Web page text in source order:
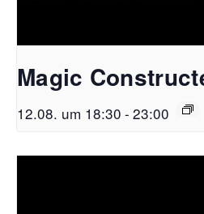
Magic
12.08. um 18:30 - 23:00